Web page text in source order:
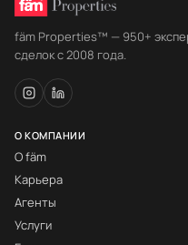
fäm Properties™ — 950+
сделок с 2008 года.
О КОМПАНИИ
О fäm
Карьера
Агенты
Услуги